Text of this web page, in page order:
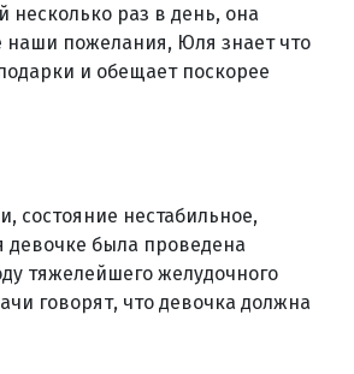
несколько раз в день, она
наши пожелания, Юля знает что
и обещает поскорее
состояние нестабильное,
девочке была проведена
тяжелейшего желудочного
говорят, что девочка должна